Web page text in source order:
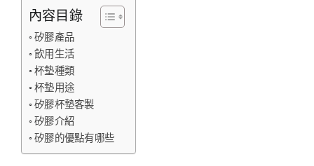
內容目錄
矽膠產品
飲用生活
杯墊種類
杯墊用途
矽膠杯墊客製
矽膠介紹
矽膠的優點有哪些